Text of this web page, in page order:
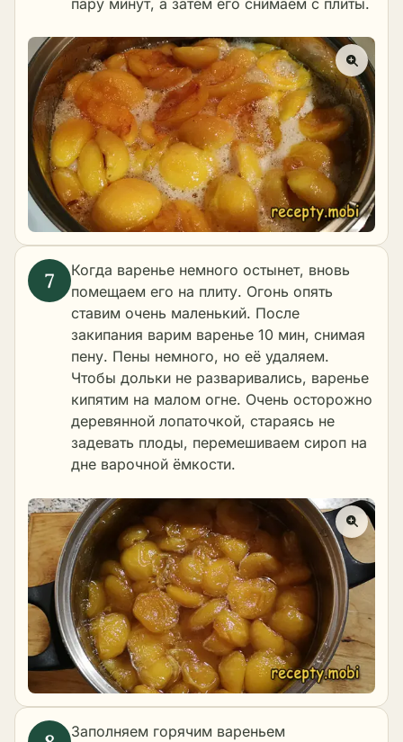
Когда варенье немного остынет, вновь
помещаем его на плиту. Огонь опять
ставим очень маленький. После
закипания варим варенье 10 мин, снимая
пену. Пены немного, но её удаляем.
Чтобы дольки не разваривались, варенье
кипятим на малом огне. Очень осторожно
деревянной лопаточкой, стараясь не
задевать плоды, перемешиваем сироп на
дне варочной ёмкости.
Заполняем горячим вареньем